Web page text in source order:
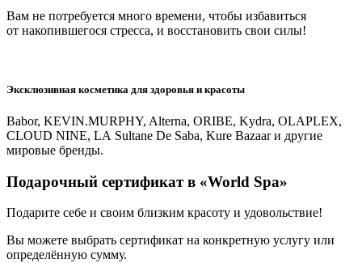
Вам не потребуется много времени, чтобы избавиться
от накопившегося стресса, и восстановить свои силы!
Эксклюзивная косметика для здоровья и красоты
Babor, KEVIN.MURPHY, Alterna, ORIBE, Kydra, OLAPLEX,
CLOUD NINE, LA Sultane De Saba, Kure Bazaar и другие
мировые бренды.
Подарочный сертификат в «World Spa»
Подарите себе и своим близким красоту и удовольствие!
Вы можете выбрать сертификат на конкретную услугу или
определённую сумму.